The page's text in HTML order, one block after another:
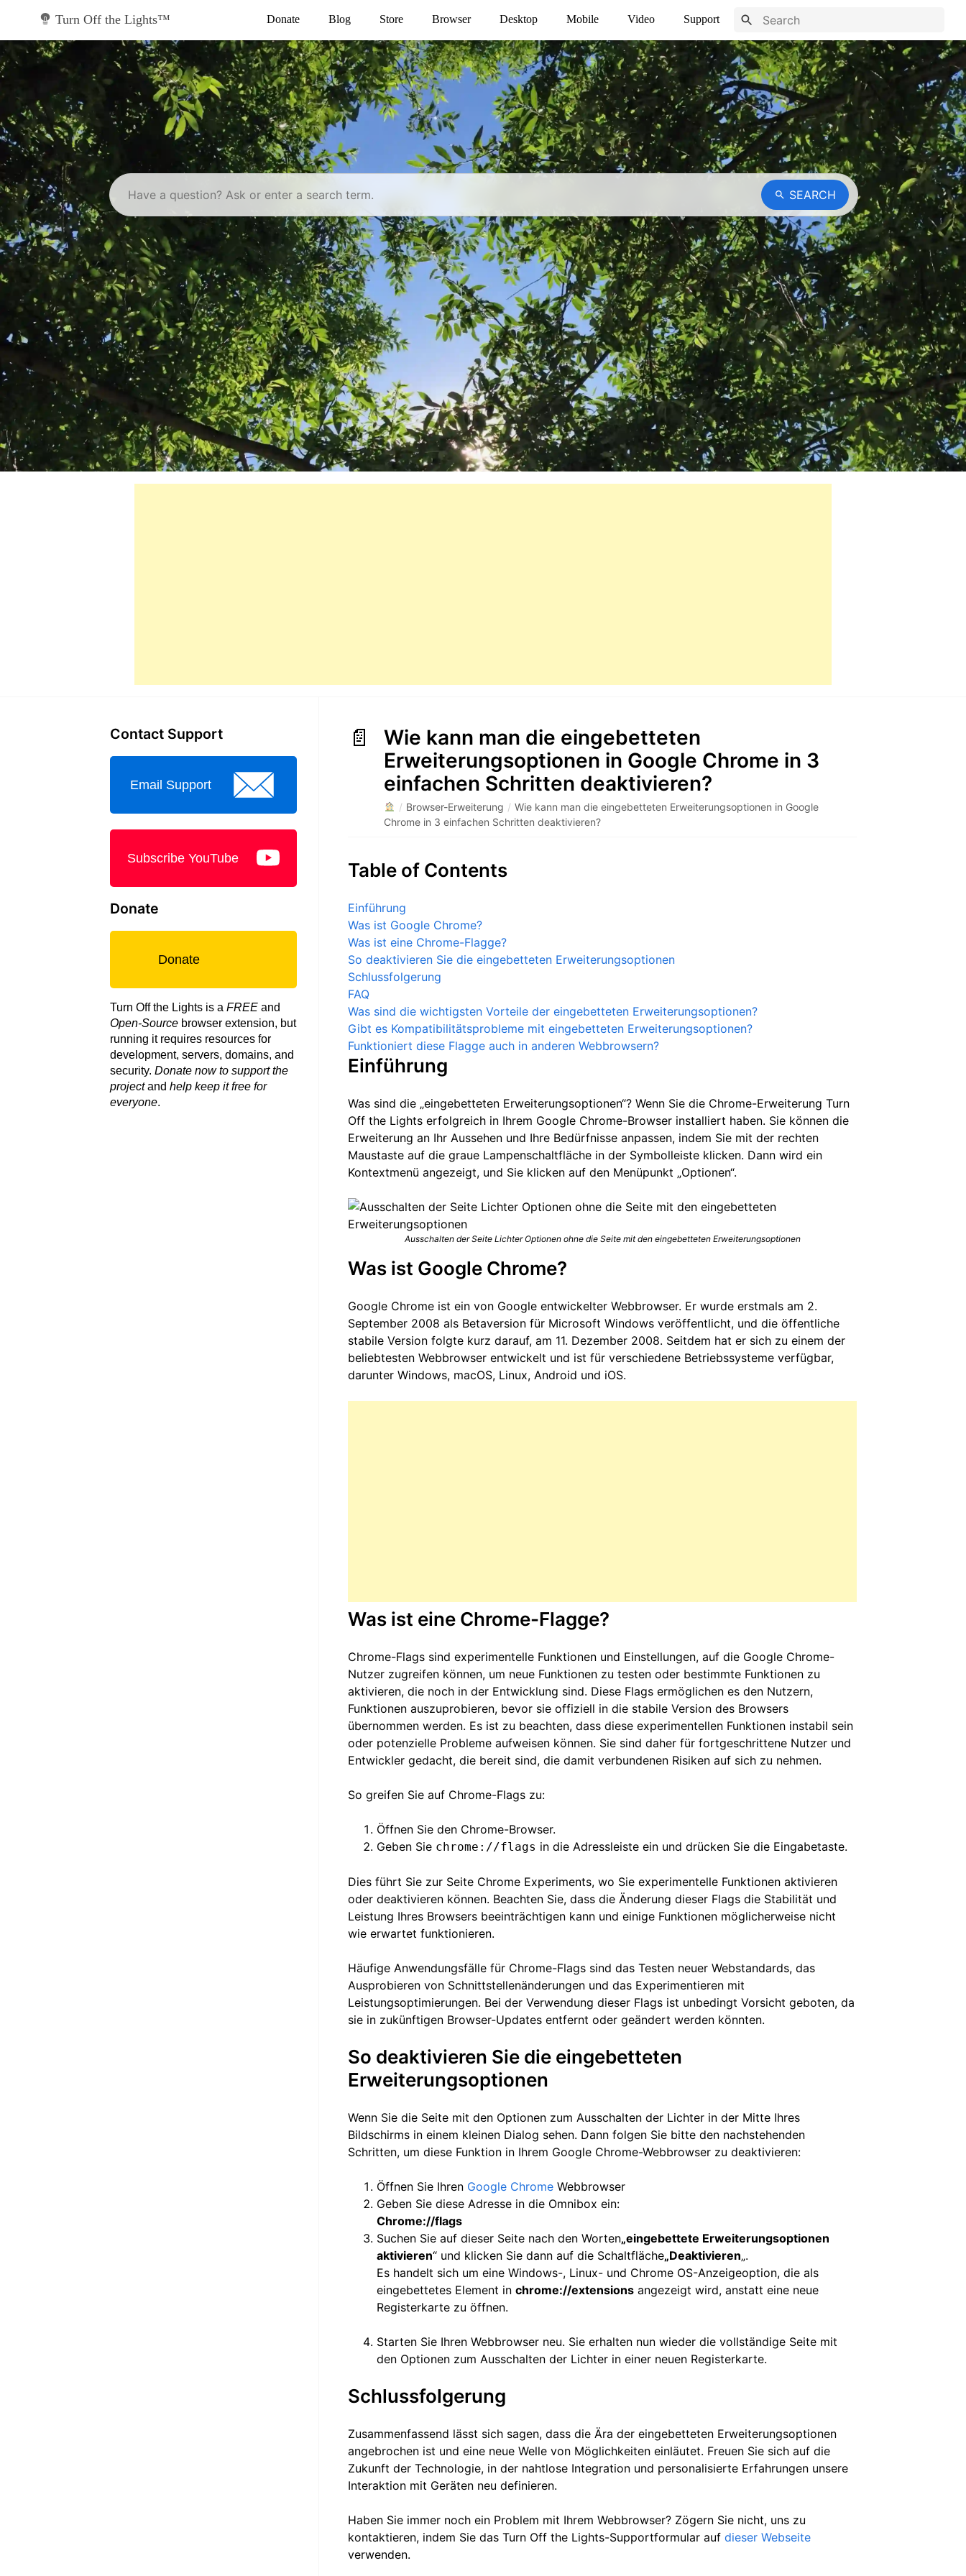
Turn Off the Lights™ Donate Blog Store Browser Desktop Mobile Video Support
SEARCH
Wie kann man die eingebetteten
Erweiterungsoptionen in Google Chrome in 3
einfachen Schritten deaktivieren?
/ Browser-Erweiterung / Wie kann man die eingebetteten Erweiterungsoptionen in Google
Chrome in 3 einfachen Schritten deaktivieren?
Table of Contents
Einführung
Was ist Google Chrome?
Was ist eine Chrome-Flagge?
So deaktivieren Sie die eingebetteten Erweiterungsoptionen
Schlussfolgerung
FAQ
Was sind die wichtigsten Vorteile der eingebetteten Erweiterungsoptionen?
Gibt es Kompatibilitätsprobleme mit eingebetteten Erweiterungsoptionen?
Funktioniert diese Flagge auch in anderen Webbrowsern?
Einführung
Was sind die „eingebetteten Erweiterungsoptionen“? Wenn Sie die Chrome-Erweiterung Turn
Off the Lights erfolgreich in Ihrem Google Chrome-Browser installiert haben. Sie können die
Erweiterung an Ihr Aussehen und Ihre Bedürfnisse anpassen, indem Sie mit der rechten
Maustaste auf die graue Lampenschaltfläche in der Symbolleiste klicken. Dann wird ein
Kontextmenü angezeigt, und Sie klicken auf den Menüpunkt „Optionen“.
Ausschalten der Seite Lichter Optionen ohne die Seite mit den eingebetteten Erweiterungsoptionen
Was ist Google Chrome?
Google Chrome ist ein von Google entwickelter Webbrowser. Er wurde erstmals am 2.
September 2008 als Betaversion für Microsoft Windows veröffentlicht, und die öffentliche
stabile Version folgte kurz darauf, am 11. Dezember 2008. Seitdem hat er sich zu einem der
beliebtesten Webbrowser entwickelt und ist für verschiedene Betriebssysteme verfügbar,
darunter Windows, macOS, Linux, Android und iOS.
Was ist eine Chrome-Flagge?
Chrome-Flags sind experimentelle Funktionen und Einstellungen, auf die Google Chrome-
Nutzer zugreifen können, um neue Funktionen zu testen oder bestimmte Funktionen zu
aktivieren, die noch in der Entwicklung sind. Diese Flags ermöglichen es den Nutzern,
Funktionen auszuprobieren, bevor sie offiziell in die stabile Version des Browsers
übernommen werden. Es ist zu beachten, dass diese experimentellen Funktionen instabil sein
oder potenzielle Probleme aufweisen können. Sie sind daher für fortgeschrittene Nutzer und
Entwickler gedacht, die bereit sind, die damit verbundenen Risiken auf sich zu nehmen.
So greifen Sie auf Chrome-Flags zu:
Öffnen Sie den Chrome-Browser.
Geben Sie chrome://flags in die Adressleiste ein und drücken Sie die Eingabetaste.
Dies führt Sie zur Seite Chrome Experiments, wo Sie experimentelle Funktionen aktivieren
oder deaktivieren können. Beachten Sie, dass die Änderung dieser Flags die Stabilität und
Leistung Ihres Browsers beeinträchtigen kann und einige Funktionen möglicherweise nicht
wie erwartet funktionieren.
Häufige Anwendungsfälle für Chrome-Flags sind das Testen neuer Webstandards, das
Ausprobieren von Schnittstellenänderungen und das Experimentieren mit
Leistungsoptimierungen. Bei der Verwendung dieser Flags ist unbedingt Vorsicht geboten, da
sie in zukünftigen Browser-Updates entfernt oder geändert werden könnten.
So deaktivieren Sie die eingebetteten
Erweiterungsoptionen
Wenn Sie die Seite mit den Optionen zum Ausschalten der Lichter in der Mitte Ihres
Bildschirms in einem kleinen Dialog sehen. Dann folgen Sie bitte den nachstehenden
Schritten, um diese Funktion in Ihrem Google Chrome-Webbrowser zu deaktivieren:
Öffnen Sie Ihren Google Chrome Webbrowser
Geben Sie diese Adresse in die Omnibox ein:
Chrome://flags
Suchen Sie auf dieser Seite nach den Worten„eingebettete Erweiterungsoptionen
aktivieren“ und klicken Sie dann auf die Schaltfläche„Deaktivieren„.
Es handelt sich um eine Windows-, Linux- und Chrome OS-Anzeigeoption, die als
eingebettetes Element inchrome://extensions angezeigt wird, anstatt eine neue
Registerkarte zu öffnen.
Starten Sie Ihren Webbrowser neu. Sie erhalten nun wieder die vollständige Seite mit
den Optionen zum Ausschalten der Lichter in einer neuen Registerkarte.
Schlussfolgerung
Zusammenfassend lässt sich sagen, dass die Ära der eingebetteten Erweiterungsoptionen
angebrochen ist und eine neue Welle von Möglichkeiten einläutet. Freuen Sie sich auf die
Zukunft der Technologie, in der nahtlose Integration und personalisierte Erfahrungen unsere
Interaktion mit Geräten neu definieren.
Haben Sie immer noch ein Problem mit Ihrem Webbrowser? Zögern Sie nicht, uns zu
kontaktieren, indem Sie das Turn Off the Lights-Supportformular aufdieser Webseite
verwenden.
Contact Support
Email Support
Subscribe YouTube
Donate
Donate
Turn Off the Lights is a FREE and
Open-Source browser extension, but
running it requires resources for
development, servers, domains, and
security. Donate now to support the
projectand help keep it free for
everyone.